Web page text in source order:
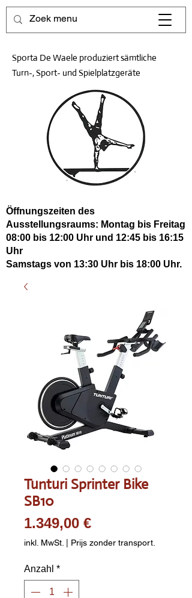
Sporta De Waele produziert sämtliche
Turn-, Sport- und Spielplatzgeräte
Öffnungszeiten des
Ausstellungsraums: Montag bis Freitag
08:00 bis 12:00 Uhr und 12:45 bis 16:15
Uhr
Samstags von 13:30 Uhr bis 18:00 Uhr.
Tunturi Sprinter Bike
SB10
1.349,00 €Preis
inkl. MwSt. | Prijs zonder transport.
Anzahl *